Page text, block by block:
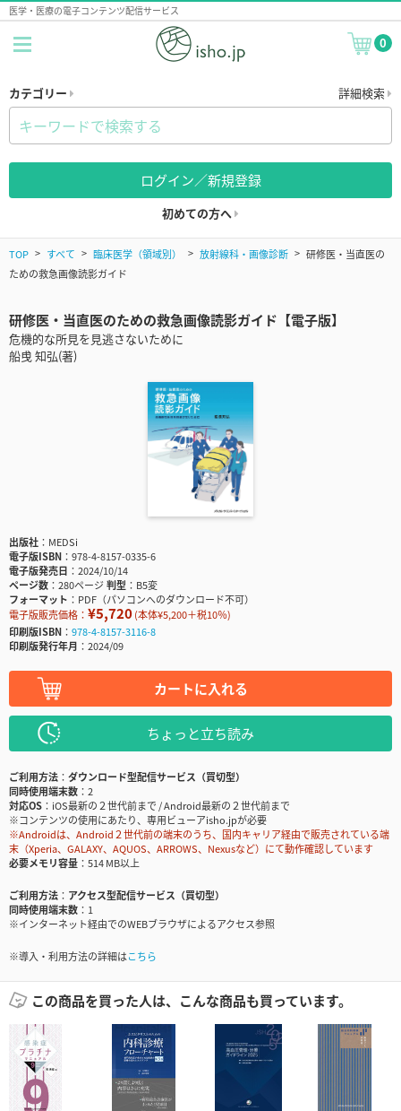
医学・医療の電子コンテンツ配信サービス
0
カテゴリー 詳細検索
ログイン／新規登録
初めての方へ
TOP すべて 臨床医学（領域別） 放射線科・画像診断
研修医・当直医の
ための救急画像読影ガイド
研修医・当直医のための救急画像読影ガイド【電子版】
危機的な所見を見逃さないために
船曵 知弘(著)
出版社
MEDSi
電子版ISBN
978-4-8157-0335-6
電子版発売日
2024/10/14
ページ数
280ページ判型
B5変
フォーマット
PDF（パソコンへのダウンロード不可）
電子版販売価格： ¥5,720(本体¥5,200＋税10％)
印刷版ISBN
978-4-8157-3116-8
印刷版発行年月
2024/09
カートに入れる
ちょっと立ち読み
ご利用方法
ダウンロード型配信サービス（買切型）
同時使用端末数
2
対応OS
iOS最新の２世代前まで / Android最新の２世代前まで
※コンテンツの使用にあたり、専用ビューアisho.jpが必要
※Androidは、Android２世代前の端末のうち、国内キャリア経由で販売されている端
末（Xperia、GALAXY、AQUOS、ARROWS、Nexusなど）にて動作確認しています
必要メモリ容量
514 MB以上
ご利用方法
アクセス型配信サービス（買切型）
同時使用端末数
1
※インターネット経由でのWEBブラウザによるアクセス参照
※導入・利用方法の詳細はこちら
この商品を買った人は、こんな商品も買っています。